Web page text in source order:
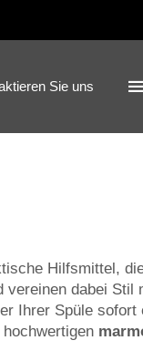
Sie uns
Hilfsmittel,
dabei Stil
Ihrer Spüle sofort